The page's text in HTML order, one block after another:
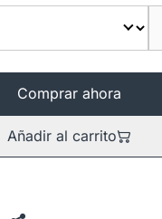
Comprar ahora
Añadir al carrito